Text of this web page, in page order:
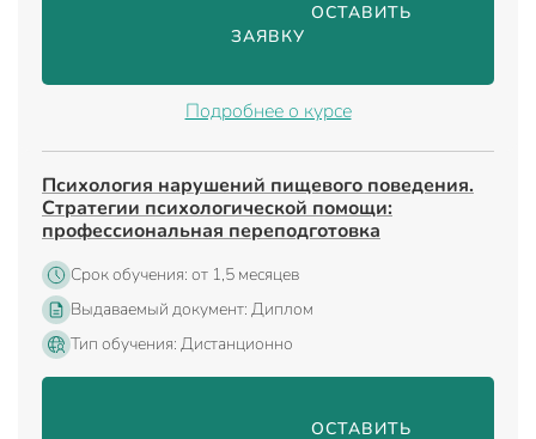
                                ОСТАВИТЬ
ЗАЯВКУ
Подробнее о курсе
Психология нарушений пищевого поведения.
Стратегии психологической помощи:
профессиональная переподготовка
Срок обучения: от 1,5 месяцев
Выдаваемый документ: Диплом
Тип обучения: Дистанционно
                                ОСТАВИТЬ